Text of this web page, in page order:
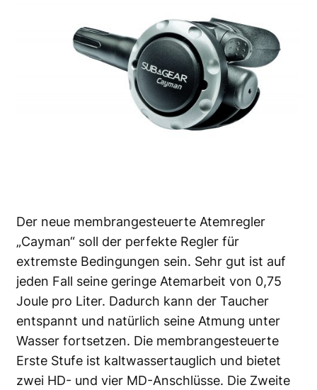
Der neue membrangesteuerte Atemregler
„Cayman“ soll der perfekte Regler für
extremste Bedingungen sein. Sehr gut ist auf
jeden Fall seine geringe Atemarbeit von 0,75
Joule pro Liter. Dadurch kann der Taucher
entspannt und natürlich seine Atmung unter
Wasser fortsetzen. Die membrangesteuerte
Erste Stufe ist kaltwassertauglich und bietet
zwei HD- und vier MD-Anschlüsse. Die Zweite